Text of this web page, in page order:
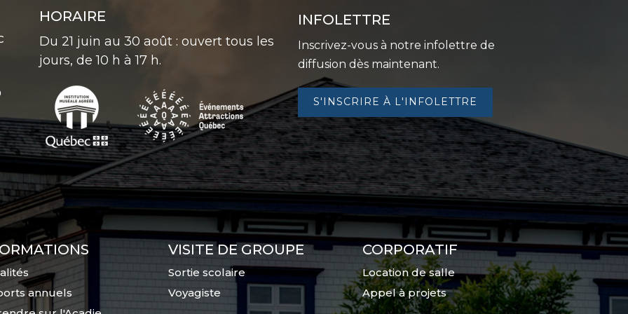
HORAIRE
Du 21 juin au 30 août : ouvert tous les
jours, de 10 h à 17 h.
INFOLETTRE
Inscrivez-vous à notre infolettre de
diffusion dès maintenant.
S'INSCRIRE À L'INFOLETTRE
annuels
VISITE DE GROUPE
Sortie scolaire
Voyagiste
CORPORATIF
Location de salle
Appel à projets